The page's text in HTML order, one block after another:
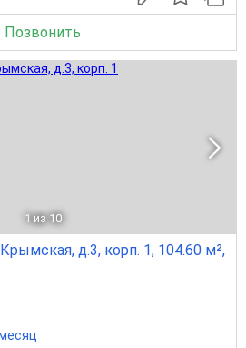
Позвонить
1 из 10
д.3, корп. 1, 104.60 м²,